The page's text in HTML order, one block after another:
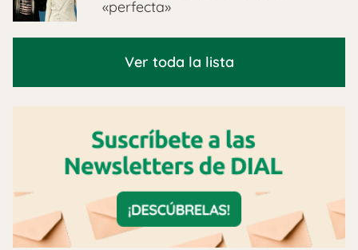
«perfecta»
Ver toda la lista